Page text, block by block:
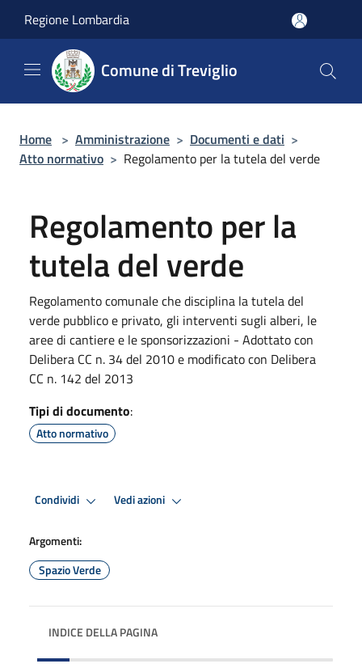
Regione Lombardia
Comune di Treviglio
Home > Amministrazione > Documenti e dati >
Atto normativo > Regolamento per la tutela del verde
Regolamento per la
tutela del verde
Regolamento comunale che disciplina la tutela del
verde pubblico e privato, gli interventi sugli alberi, le
aree di cantiere e le sponsorizzazioni - Adottato con
Delibera CC n. 34 del 2010 e modificato con Delibera
CC n. 142 del 2013
Tipi di documento:
Atto normativo
Condividi Vedi azioni
Argomenti:
Spazio Verde
INDICE DELLA PAGINA